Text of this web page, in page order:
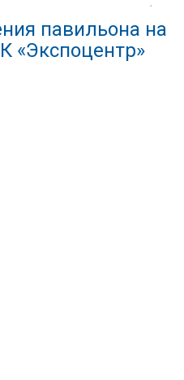
павильона на
«Экспоцентр»